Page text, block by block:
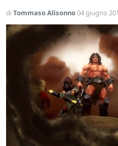
di Tommaso Alisonno04 giugno